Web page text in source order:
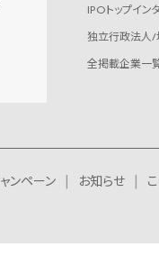
IPOトップイン
独立行政法人/
全掲載企業一
ンペーン お知らせ